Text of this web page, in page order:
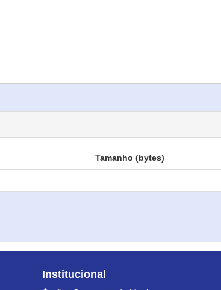
Tamanho (bytes)
Institucional